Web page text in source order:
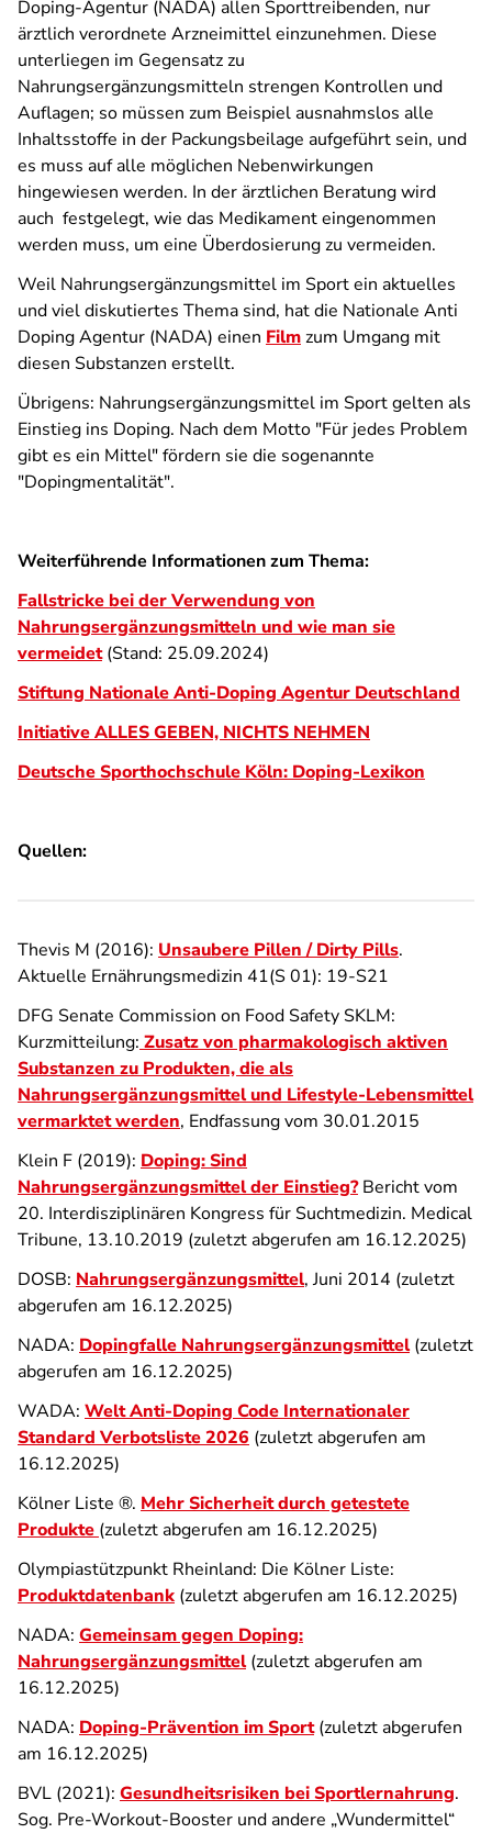
Doping-Agentur (NADA) allen Sporttreibenden, nur
ärztlich verordnete Arzneimittel einzunehmen. Diese
unterliegen im Gegensatz zu
Nahrungsergänzungsmitteln strengen Kontrollen und
Auflagen; so müssen zum Beispiel ausnahmslos alle
Inhaltsstoffe in der Packungsbeilage aufgeführt sein, und
es muss auf alle möglichen Nebenwirkungen
hingewiesen werden. In der ärztlichen Beratung wird
auch festgelegt, wie das Medikament eingenommen
werden muss, um eine Überdosierung zu vermeiden.
Weil Nahrungs­ergänzungs­mittel im Sport ein aktuelles
und viel diskutiertes Thema sind, hat die Nationale Anti
Doping Agentur (NADA) einen Filmzum Umgang mit
diesen Substanzen erstellt.
Übrigens: Nahrungs­ergänzungs­mittel im Sport gelten als
Einstieg ins Doping. Nach dem Motto "Für jedes Problem
gibt es ein Mittel" fördern sie die sogenannte
"Dopingmentalität".
Weiterführende Informationen zum Thema:
Fallstricke bei der Verwendung von
Nahrungsergänzungsmitteln und wie man sie
vermeidet(Stand: 25.09.2024)
Stiftung Nationale Anti-Doping Agentur Deutschland
Initiative ALLES GEBEN, NICHTS NEHMEN
Deutsche Sporthochschule Köln: Doping-Lexikon
Quellen:
Thevis M (2016): Unsaubere Pillen / Dirty Pills.
Aktuelle Ernährungsmedizin 41(S 01): 19-S21
DFG Senate Commission on Food Safety SKLM:
Kurzmitteilung: Zusatz von pharmakologisch aktiven
Substanzen zu Produkten, die als
Nahrungsergänzungsmittel und Lifestyle-Lebensmittel
vermarktet werden, Endfassung vom 30.01.2015
Klein F (2019): Doping: Sind
Nahrungsergänzungsmittel der Einstieg?Bericht vom
20. Interdisziplinären Kongress für Suchtmedizin. Medical
Tribune, 13.10.2019 (zuletzt abgerufen am 16.12.2025)
DOSB: Nahrungsergänzungsmittel, Juni 2014 (zuletzt
abgerufen am 16.12.2025)
NADA: Dopingfalle Nahrungsergänzungsmittel(zuletzt
abgerufen am 16.12.2025)
WADA: Welt Anti-Doping Code Internationaler
Standard Verbotsliste 2026 (zuletzt abgerufen am
16.12.2025)
Kölner Liste ®. Mehr Sicherheit durch getestete
Produkte (zuletzt abgerufen am 16.12.2025)
Olympiastützpunkt Rheinland: Die Kölner Liste:
Produktdatenbank (zuletzt abgerufen am 16.12.2025)
NADA: Gemeinsam gegen Doping:
Nahrungsergänzungsmittel(zuletzt abgerufen am
16.12.2025)
NADA: Doping-Prävention im Sport(zuletzt abgerufen
am 16.12.2025)
BVL (2021): Gesundheitsrisiken bei Sportlernahrung.
Sog. Pre-Workout-Booster und andere „Wundermittel“